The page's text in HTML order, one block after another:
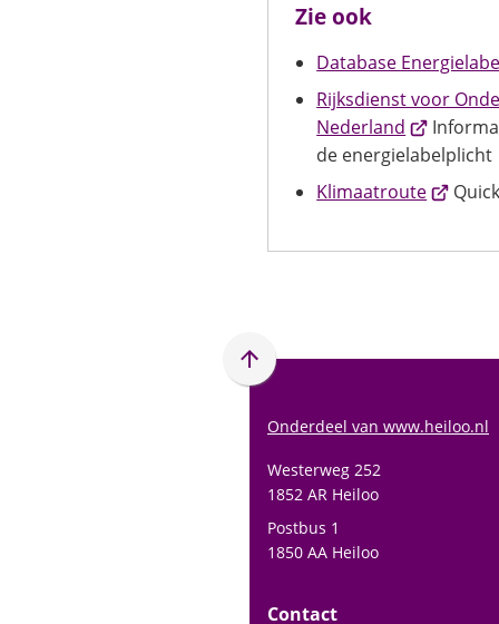
Zie ook
Database
Rijksdienst voor
Nederland (Verwijst
naar
een
externe
de energielabelplicht
Klimaatroute(Verwijst
een
Scroll
boven
het
van
Onderdeel van www.heiloo.nl
Westerweg 252
1852 AR Heiloo
Postbus 1
1850 AA Heiloo
Contact